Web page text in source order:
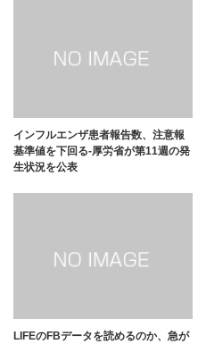
インフルエンザ患者報告数、注意報
基準値を下回る-厚労省が第11週の発
生状況を公表
LIFEのFBデータを読めるのか、急が